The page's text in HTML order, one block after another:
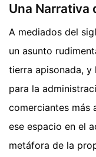
Una Narrativa
A mediados del
un asunto
tierra apisonada, y
para la
comerciantes más
ese espacio en el
metáfora de la